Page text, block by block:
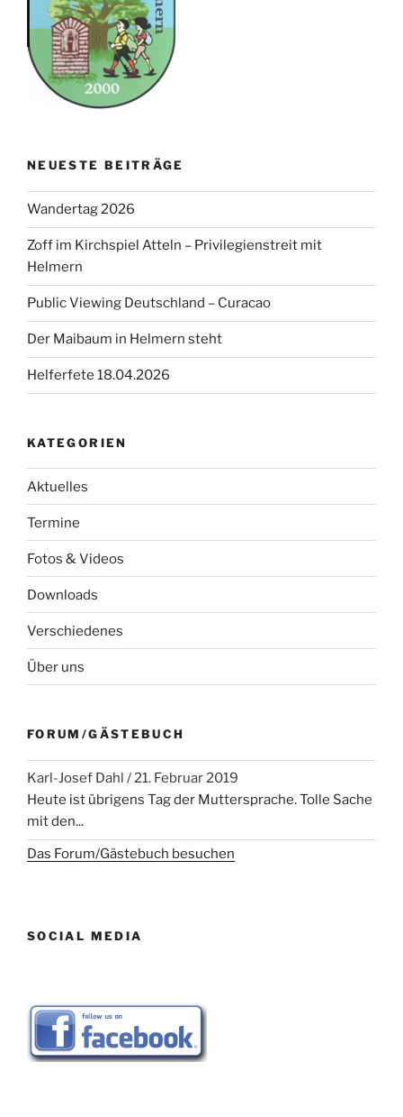
NEUESTE BEITRÄGE
Wandertag 2026
Zoff im Kirchspiel Atteln – Privilegienstreit mit
Helmern
Public Viewing Deutschland – Curacao
Der Maibaum in Helmern steht
Helferfete 18.04.2026
KATEGORIEN
Aktuelles
Termine
Fotos & Videos
Downloads
Verschiedenes
Über uns
FORUM/GÄSTEBUCH
Karl-Josef Dahl /21. Februar 2019
Heute ist übrigens Tag der Muttersprache. Tolle Sache
mit den...
Das Forum/Gästebuch besuchen
SOCIAL MEDIA